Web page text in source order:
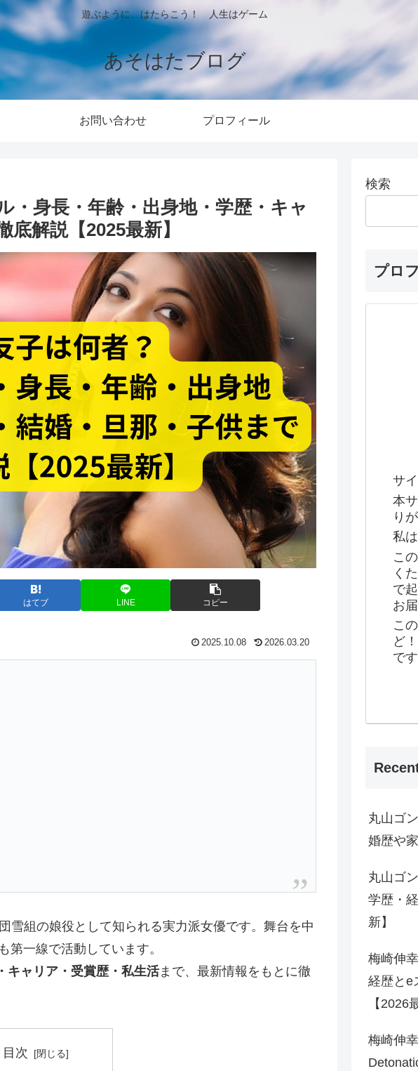
遊ぶように、はたらこう！ 人生はゲーム
あそはたブログ
お問い合わせ プロフィール
・身長・年齢・出身地・学歴・キャ
解説【2025最新】
はてブ LINE コピー
2025.10.08 2026.03.20
雪組の娘役として知られる実力派女優です。舞台を中
第一線で活動しています。
キャリア・受賞歴・私生活まで、最新情報をもとに徹
目次
検索
プロ
サ
本
り
私
こ
く
で
お
こ
ど
です
丸山ゴ
婚歴や
丸山ゴ
学歴・
新】
梅崎伸
経歴とe
【2026
梅崎伸